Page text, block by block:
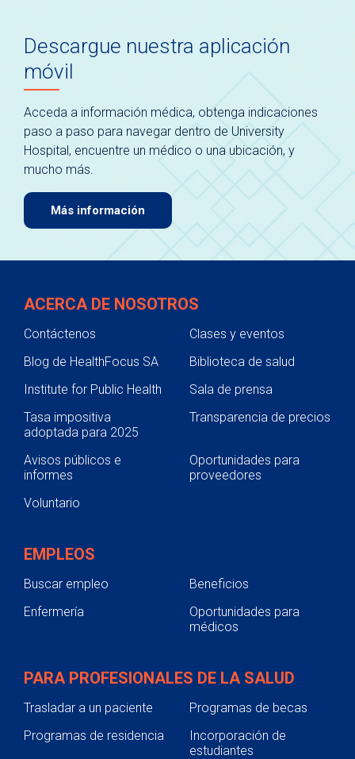
Descargue nuestra aplicación
móvil
Acceda a información médica, obtenga indicaciones
paso a paso para navegar dentro de University
Hospital, encuentre un médico o una ubicación, y
mucho más.
Más información
ACERCA DE NOSOTROS
Contáctenos
Clases y eventos
Blog de HealthFocus SA
Biblioteca de salud
Institute for Public Health
Sala de prensa
Tasa impositiva
adoptada para 2025
Transparencia de precios
Avisos públicos e
informes
Oportunidades para
proveedores
Voluntario
EMPLEOS
Buscar empleo
Beneficios
Enfermería
Oportunidades para
médicos
PARA PROFESIONALES DE LA SALUD
Trasladar a un paciente
Programas de becas
Programas de residencia
Incorporación de
estudiantes